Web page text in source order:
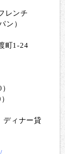
レンチ
）
1-24
ディナー貸